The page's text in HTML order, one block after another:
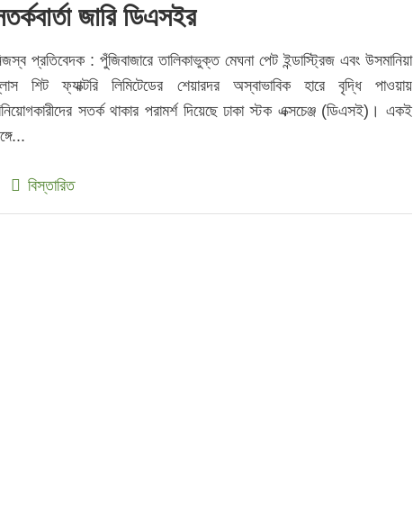
জারি ডিএসইর
প্রতিবেদক : পুঁজিবাজারে তালিকাভুক্ত মেঘনা পেট ইন্ডাস্ট্রিজ এবং উসমানিয়া
শিট ফ্যাক্টরি লিমিটেডের শেয়ারদর অস্বাভাবিক হারে বৃদ্ধি পাওয়ায়
সতর্ক থাকার পরামর্শ দিয়েছে ঢাকা স্টক এক্সচেঞ্জ (ডিএসই)। একই
বিস্তারিত